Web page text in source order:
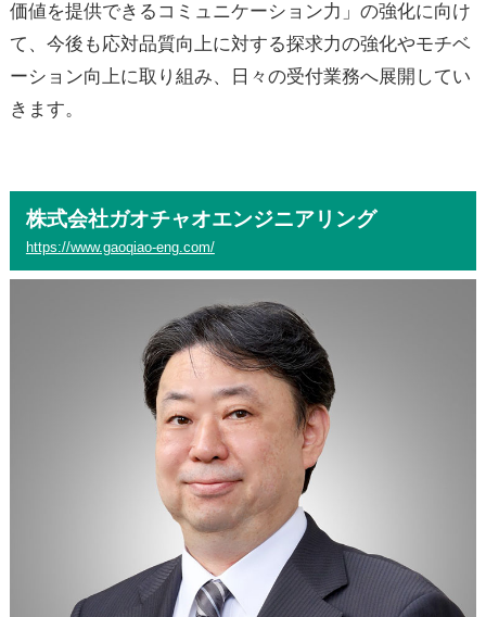
価値を提供できるコミュニケーション力」の強化に向け
て、今後も応対品質向上に対する探求力の強化やモチベ
ーション向上に取り組み、日々の受付業務へ展開してい
きます。
株式会社ガオチャオエンジニアリング
https://www.gaoqiao-eng.com/